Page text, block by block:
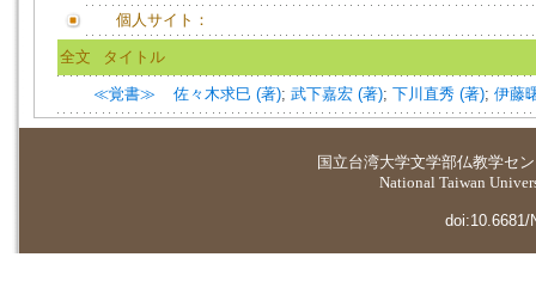
個人サイト：
全文 タイトル
≪覚書≫ 佐々木求巳 (著); 武下嘉宏 (著); 下川直秀 (著); 伊藤
国立台湾大学文学部仏教学セ
National Taiwan
doi:10.6681/